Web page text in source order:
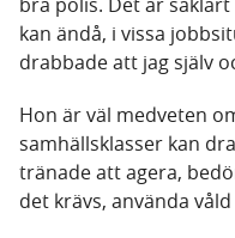
kan ändå, i vissa
drabbade att jag själv
Hon är väl medveten
samhällsklasser kan
tränade att agera,
det krävs, använda